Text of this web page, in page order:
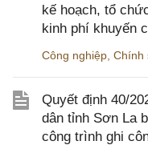
kế hoạch, tổ
kinh phí khuyến
Công nghiệp Chính
Quyết định 40/
dân tỉnh Sơn La
công trình ghi